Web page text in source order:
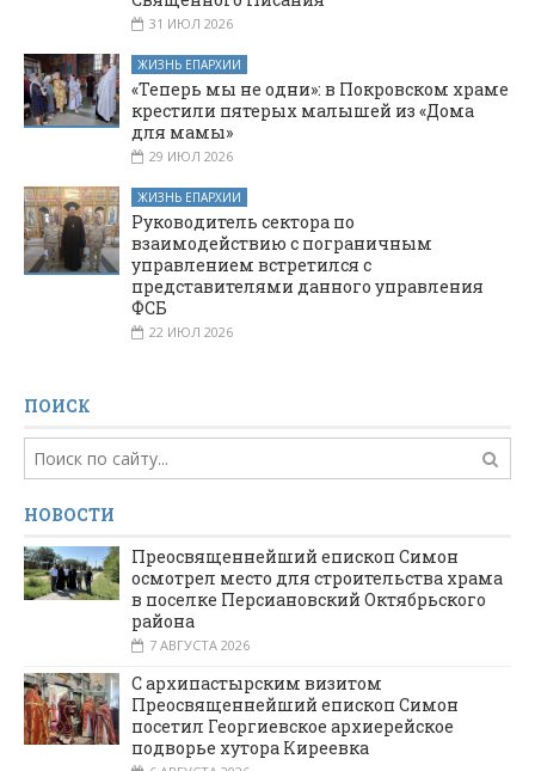
31 ИЮЛ 2026
ЖИЗНЬ ЕПАРХИИ
«Теперь мы не одни»: в Покровском храме
крестили пятерых малышей из «Дома
для мамы»
29 ИЮЛ 2026
ЖИЗНЬ ЕПАРХИИ
Руководитель сектора по
взаимодействию с пограничным
управлением встретился с
представителями данного управления
ФСБ
22 ИЮЛ 2026
ПОИСК
НОВОСТИ
Преосвященнейший епископ Симон
осмотрел место для строительства храма
в поселке Персиановский Октябрьского
района
7 АВГУСТА 2026
С архипастырским визитом
Преосвященнейший епископ Симон
посетил Георгиевское архиерейское
подворье хутора Киреевка